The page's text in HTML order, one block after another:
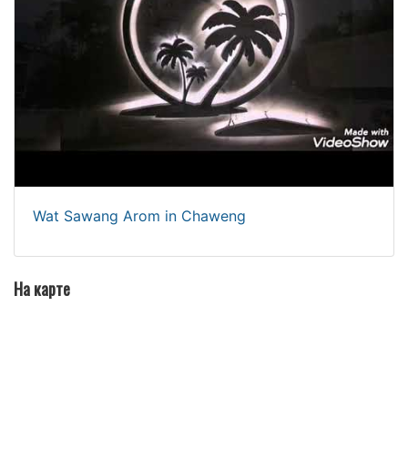
Wat Sawang Arom in Chaweng
На карте